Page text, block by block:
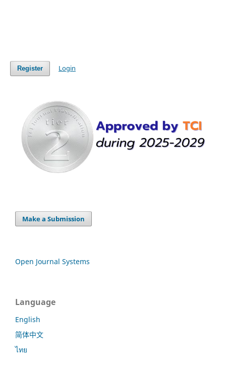
Register Login
Make a Submission
Open Journal Systems
Language
English
简体中文
ไทย